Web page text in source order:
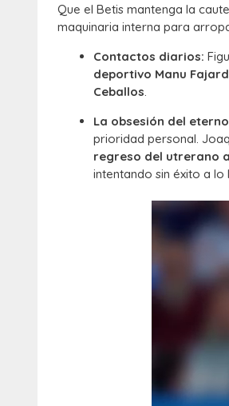
Que el Betis mantenga la
maquinaria interna para
Contactos diarios:
deportivo Manu
Ceballos.
La obsesión del
prioridad personal.
regreso del utrerano
intentando sin éxito a